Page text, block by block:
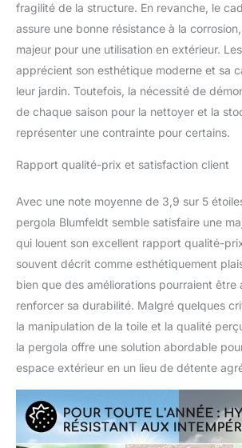
fragilité de la structure. En revanche, le
assure une bonne résistance à la
majeur pour une utilisation en extérieur.
apprécient son esthétique moderne et sa
leur jardin. Toutefois, la nécessité de
de chaque saison pour la nettoyer et la
représenter une contrainte pour certains.
Rapport qualité-prix et satisfaction client
Avec une note moyenne de 3,9 sur 5
pergola Blumfeldt semble satisfaire une
qui louent son excellent rapport qualité-
souvent décrit comme esthétiquement
bien que des améliorations pourraient être
renforcer sa durabilité. Malgré quelques
la manipulation de la toile et la qualité
la pergola offre une solution abordable
espace extérieur en un lieu de détente